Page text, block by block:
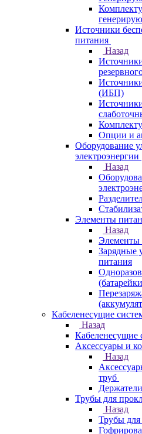
Источники
питания
Назад
(ИБП)
Опции и
Оборудование
электроэнергии
Назад
Элементы
Назад
Элементы
Зарядные
питания
Кабеленесущие
Назад
Кабеленесущие
Аксессуары и
Назад
труб
Трубы для
Назад
Трубы для